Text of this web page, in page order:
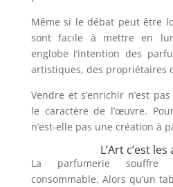
Même si le débat peut être
sont facile à mettre en
englobe l’intention des
artistiques, des propriétaires
Vendre et s’enrichir n’est
le caractère de l’œuvre.
n’est-elle pas une création à
L’Art c’est
La parfumerie souffre
consommable. Alors qu’un